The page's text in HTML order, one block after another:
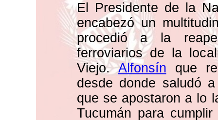
El Presidente de la
encabezó un
procedió a la
ferroviarios de la
Viejo.Alfonsín que
desde donde saludó
que se apostaron a lo
Tucumán para